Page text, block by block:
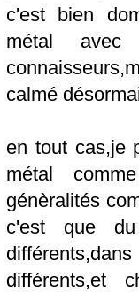
c'est bien
métal avec
calmé
en tout cas,je
métal
génèralités
c'est que
différents,et